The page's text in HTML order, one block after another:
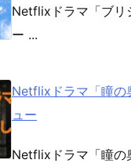
Netflixドラマ「ブリ
ー ...
Netflixドラマ「瞳の
ュー
Netflixドラマ「瞳の